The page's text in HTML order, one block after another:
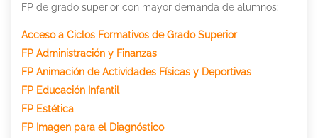
FP de grado superior con mayor demanda de alumnos:
Acceso a Ciclos Formativos de Grado Superior
FP Administración y Finanzas
FP Animación de Actividades Físicas y Deportivas
FP Educación Infantil
FP Estética
FP Imagen para el Diagnóstico